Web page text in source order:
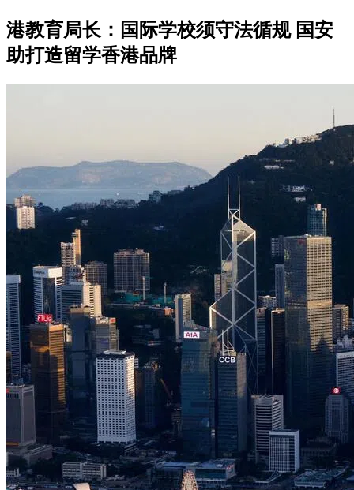
港教育局长：国际学校须守法循规 国安
助打造留学香港品牌